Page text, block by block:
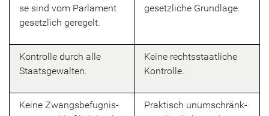
se sind vom Par­la­ment
ge­setz­lich ge­re­gelt.
ge­setz­li­che Grund­la­ge.
Kon­trol­le durch alle
Staats­ge­wal­ten.
Keine rechts­staat­li­che
Kon­trol­le.
Keine Zwangs­be­fug­nis­
Prak­tisch un­um­schränk­